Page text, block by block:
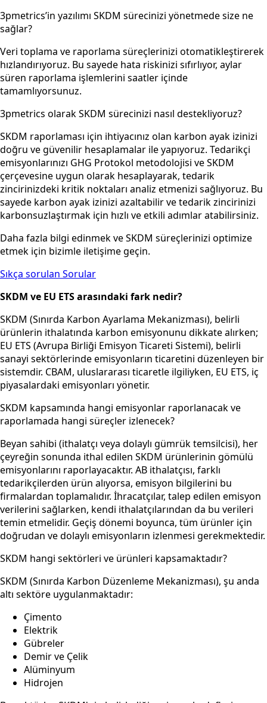
3pmetrics’in yazılımı SKDM sürecinizi yönetmede size ne
sağlar?
Veri toplama ve raporlama süreçlerinizi otomatikleştirerek
hızlandırıyoruz. Bu sayede hata riskinizi sıfırlıyor, aylar
süren raporlama işlemlerini saatler içinde
tamamlıyorsunuz.
3pmetrics olarak SKDM sürecinizi nasıl destekliyoruz?
SKDM raporlaması için ihtiyacınız olan karbon ayak izinizi
doğru ve güvenilir hesaplamalar ile yapıyoruz. Tedarikçi
emisyonlarınızı GHG Protokol metodolojisi ve SKDM
çerçevesine uygun olarak hesaplayarak, tedarik
zincirinizdeki kritik noktaları analiz etmenizi sağlıyoruz. Bu
sayede karbon ayak izinizi azaltabilir ve tedarik zincirinizi
karbonsuzlaştırmak için hızlı ve etkili adımlar atabilirsiniz.
Daha fazla bilgi edinmek ve SKDM süreçlerinizi optimize
etmek için bizimle iletişime geçin.
Sıkça sorulan Sorular
SKDM ve EU ETS arasındaki fark nedir?
SKDM (Sınırda Karbon Ayarlama Mekanizması), belirli
ürünlerin ithalatında karbon emisyonunu dikkate alırken;
EU ETS (Avrupa Birliği Emisyon Ticareti Sistemi), belirli
sanayi sektörlerinde emisyonların ticaretini düzenleyen bir
sistemdir. CBAM, uluslararası ticaretle ilgiliyken, EU ETS, iç
piyasalardaki emisyonları yönetir.
SKDM kapsamında hangi emisyonlar raporlanacak ve
raporlamada hangi süreçler izlenecek?
Beyan sahibi (ithalatçı veya dolaylı gümrük temsilcisi), her
çeyreğin sonunda ithal edilen SKDM ürünlerinin gömülü
emisyonlarını raporlayacaktır. AB ithalatçısı, farklı
tedarikçilerden ürün alıyorsa, emisyon bilgilerini bu
firmalardan toplamalıdır. İhracatçılar, talep edilen emisyon
verilerini sağlarken, kendi ithalatçılarından da bu verileri
temin etmelidir. Geçiş dönemi boyunca, tüm ürünler için
doğrudan ve dolaylı emisyonların izlenmesi gerekmektedir.
SKDM hangi sektörleri ve ürünleri kapsamaktadır?
SKDM (Sınırda Karbon Düzenleme Mekanizması), şu anda
altı sektöre uygulanmaktadır:
Çimento
Elektrik
Gübreler
Demir ve Çelik
Alüminyum
Hidrojen